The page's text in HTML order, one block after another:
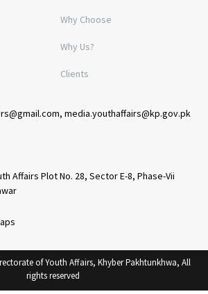
Why Choose
Why Us?
Clients
media.youthaffairs@kp.gov.pk
Affairs Plot No. 28, Sector E-8, Phase-Vii
of Youth Affairs, Khyber Pakhtunkhwa, All
rights reserved